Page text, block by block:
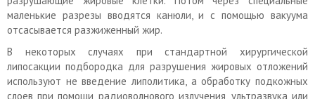
маленькие разрезы вводятся канюли, и с помощью вакуума
отсасывается разжиженный жир.
В некоторых случаях при стандартной хирургической
липосакции подбородка для разрушения жировых отложений
используют не введение липолитика, а обработку подкожных
слоев при помощи радиоволнового излучения, ультразвука или